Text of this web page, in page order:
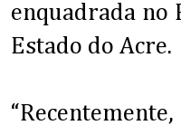
enquadrada no
Estado do Acre.